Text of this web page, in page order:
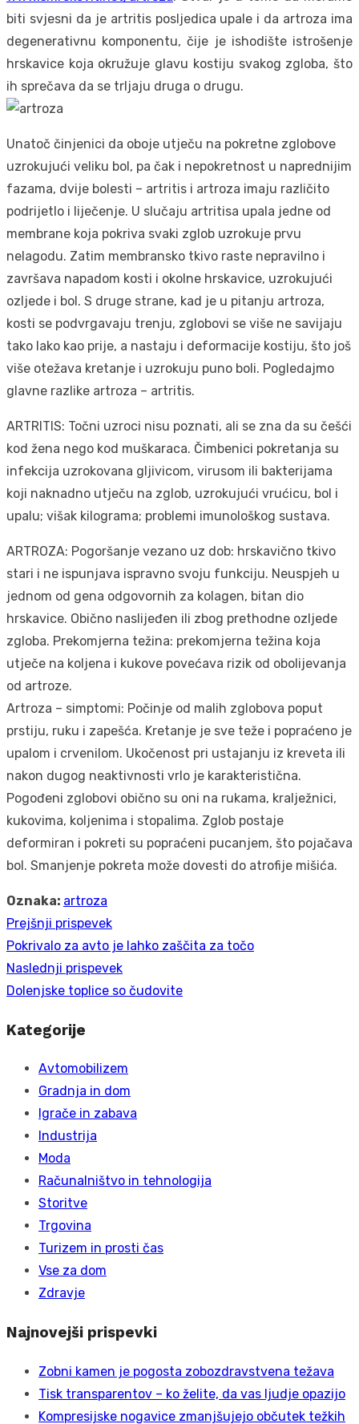
biti svjesni da je artritis posljedica upale i da artroza ima
degenerativnu komponentu, čije je ishodište istrošenje
hrskavice koja okružuje glavu kostiju svakog zgloba, što
ih sprečava da se trljaju druga o drugu.
Unatoč činjenici da oboje utječu na pokretne zglobove
uzrokujući veliku bol, pa čak i nepokretnost u naprednijim
fazama, dvije bolesti – artritis i artroza imaju različito
podrijetlo i liječenje. U slučaju artritisa upala jedne od
membrane koja pokriva svaki zglob uzrokuje prvu
nelagodu. Zatim membransko tkivo raste nepravilno i
završava napadom kosti i okolne hrskavice, uzrokujući
ozljede i bol. S druge strane, kad je u pitanju artroza,
kosti se podvrgavaju trenju, zglobovi se više ne savijaju
tako lako kao prije, a nastaju i deformacije kostiju, što još
više otežava kretanje i uzrokuju puno boli. Pogledajmo
glavne razlike artroza – artritis.
ARTRITIS: Točni uzroci nisu poznati, ali se zna da su češći
kod žena nego kod muškaraca. Čimbenici pokretanja su
infekcija uzrokovana gljivicom, virusom ili bakterijama
koji naknadno utječu na zglob, uzrokujući vrućicu, bol i
upalu; višak kilograma; problemi imunološkog sustava.
ARTROZA: Pogoršanje vezano uz dob: hrskavično tkivo
stari i ne ispunjava ispravno svoju funkciju. Neuspjeh u
jednom od gena odgovornih za kolagen, bitan dio
hrskavice. Obično naslijeđen ili zbog prethodne ozljede
zgloba. Prekomjerna težina: prekomjerna težina koja
utječe na koljena i kukove povećava rizik od obolijevanja
od artroze.
Artroza – simptomi: Počinje od malih zglobova poput
prstiju, ruku i zapešća. Kretanje je sve teže i popraćeno je
upalom i crvenilom. Ukočenost pri ustajanju iz kreveta ili
nakon dugog neaktivnosti vrlo je karakteristična.
Pogođeni zglobovi obično su oni na rukama, kralježnici,
kukovima, koljenima i stopalima. Zglob postaje
deformiran i pokreti su popraćeni pucanjem, što pojačava
bol. Smanjenje pokreta može dovesti do atrofije mišića.
Oznaka: artroza
Navigacija
prispevka
Prejšnji prispevek
Prejšnji
prispevek:
Pokrivalo za avto je lahko zaščita za točo
Naslednji prispevek
Naslednji
Dolenjske toplice so čudovite
Kategorije
Avtomobilizem
Gradnja in dom
Igrače in zabava
Industrija
Moda
Računalništvo in tehnologija
Storitve
Trgovina
Turizem in prosti čas
Vse za dom
Zdravje
Najnovejši prispevki
Zobni kamen je pogosta zobozdravstvena težava
Tisk transparentov – ko želite, da vas ljudje opazijo
Kompresijske nogavice zmanjšujejo občutek težkih